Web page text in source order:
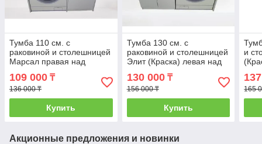
Тумба 110 см. с
раковиной и столешницей
Марсал правая над
109 000 ₸
136 000 ₸
Купить
Тумба 130 см. с
раковиной и столешницей
Элит (Краска) левая над
130 000₸
156 000 ₸
Купить
и
165
Акционные предложения и новинки